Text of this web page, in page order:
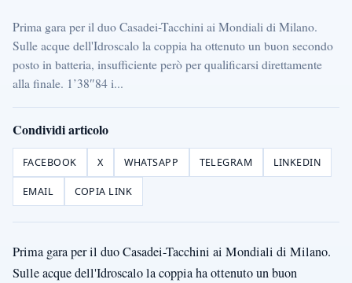
Prima gara per il duo Casadei-Tacchini ai Mondiali di Milano.
Sulle acque dell'Idroscalo la coppia ha ottenuto un buon secondo
posto in batteria, insufficiente però per qualificarsi direttamente
alla finale. 1’38″84 i...
Condividi articolo
FACEBOOK X WHATSAPP TELEGRAM LINKEDIN
EMAIL COPIA LINK
Prima gara per il duo Casadei-Tacchini ai Mondiali di Milano.
Sulle acque dell'Idroscalo la coppia ha ottenuto un buon